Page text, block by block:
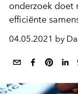
onderzoek doet
efficiënte
04.05.2021 by